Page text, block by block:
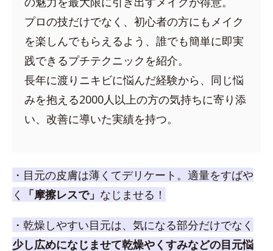
プロの技だけでなく、初心者の方にもメイク
を楽しんでもらえるよう、誰でも簡単に即実
践できるプチテクニックを紹介。
長年に渡りニキビに悩んだ経験から、同じ悩
みを抱える2000人以上の方の気持ちに寄り添
い、改善に導いた実績を持つ。
・目元の皮膚は薄くてデリケート。適量をすばや
く
「摩擦レスで」 なじませる！
・乾燥しやすい目元は、気になる部分だけでなく
少し広めになじませて乾燥やくすみなどの目元悩